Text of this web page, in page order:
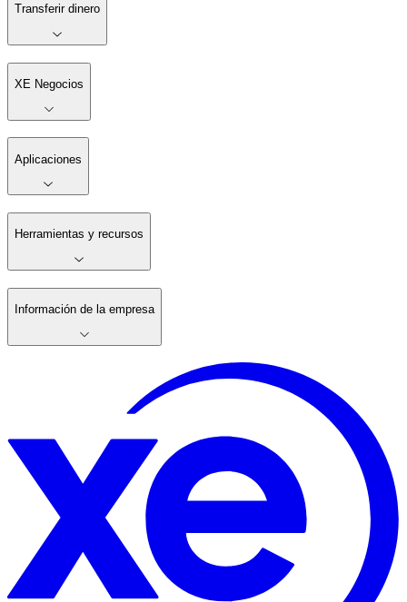
Transferir dinero
XE Negocios
Aplicaciones
Herramientas y recursos
Información de la empresa